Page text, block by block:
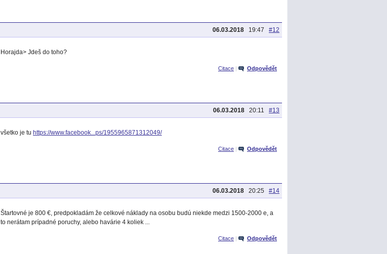
06.03.2018 19:47 #12
Horajda> Jdeš do toho?
Citace | Odpovědět
06.03.2018 20:11 #13
všetko je tu https://www.facebook...ps/1955965871312049/
Citace | Odpovědět
06.03.2018 20:25 #14
Štartovné je 800 €, predpokladám že celkové náklady na osobu budú niekde medzi 1500-2000 e, a
to nerátam prípadné poruchy, alebo havárie 4 koliek ...
Citace | Odpovědět